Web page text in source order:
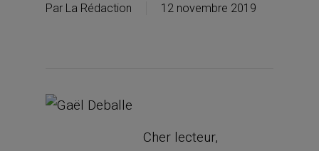
Par La Rédaction 12 novembre 2019
Cher lecteur,